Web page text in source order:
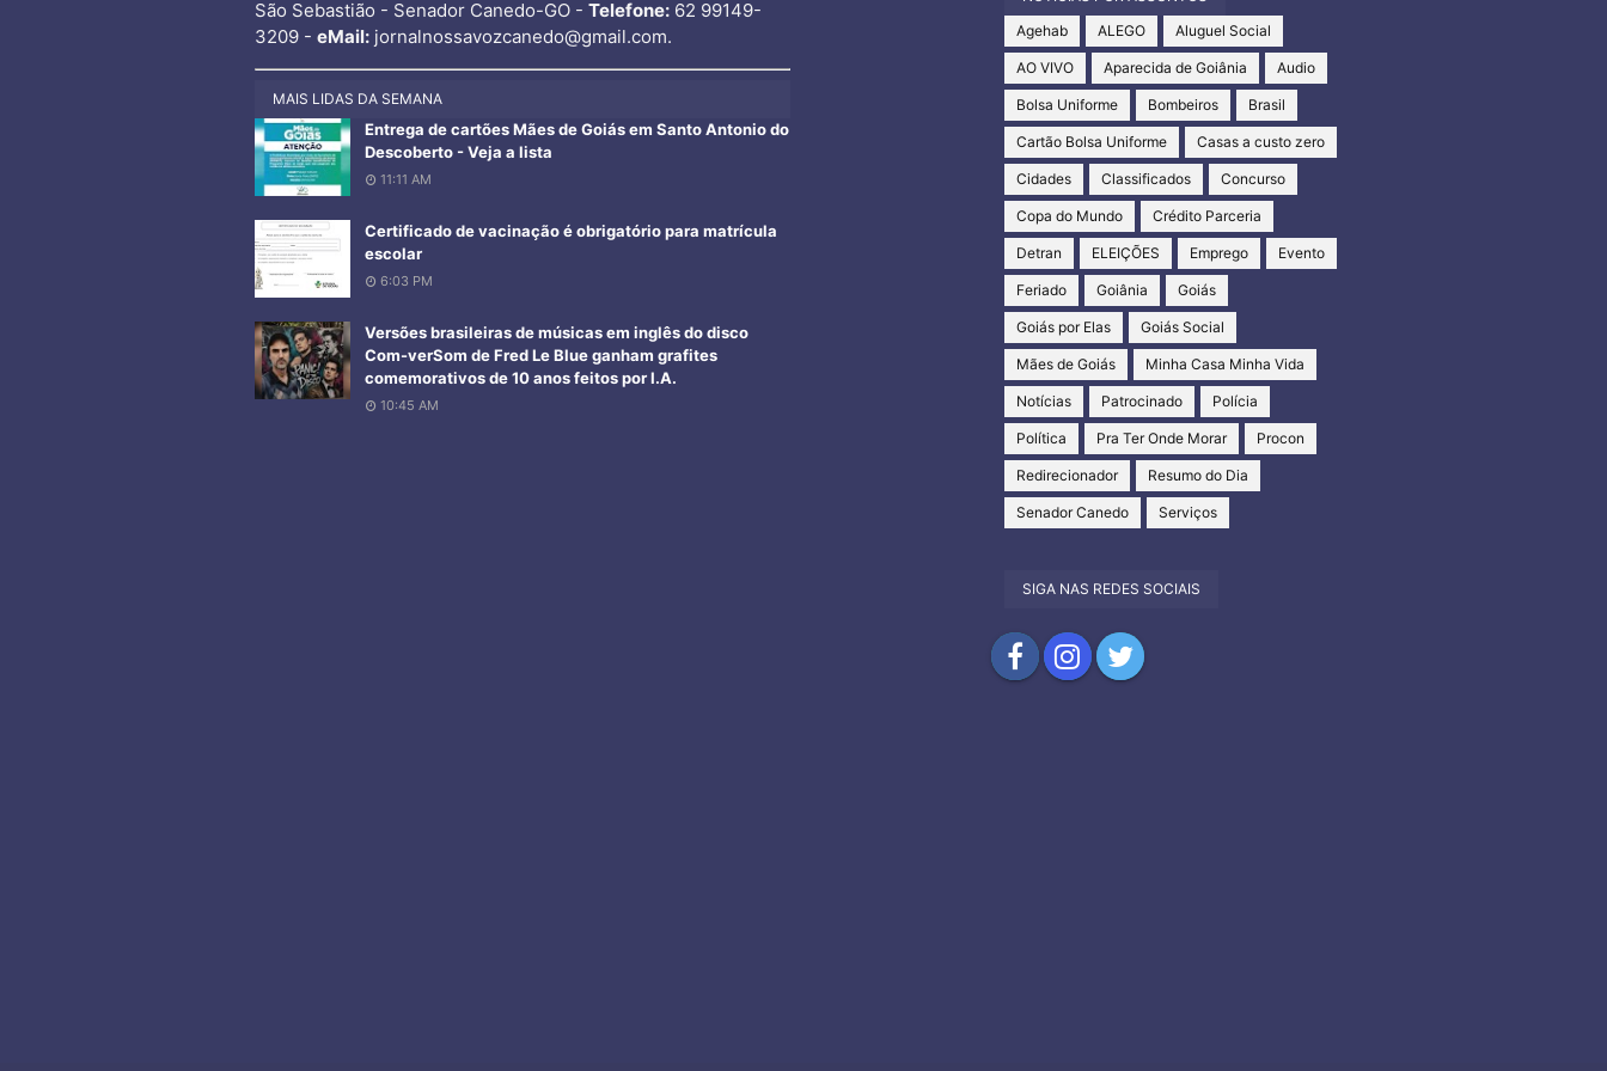
São Sebastião - Senador Canedo-GO - Telefone:62 99149-
3209 - eMail:jornalnossavozcanedo@gmail.com.
MAIS LIDAS DA SEMANA
Entrega de cartões Mães de Goiás em Santo Antonio do
Descoberto - Veja a lista
11:11 AM
Certificado de vacinação é obrigatório para matrícula
escolar
6:03 PM
Versões brasileiras de músicas em inglês do disco
Com-verSom de Fred Le Blue ganham grafites
comemorativos de 10 anos feitos por I.A.
10:45 AM
Agehab
ALEGO Aluguel Social
AO VIVO Aparecida de Goiânia Audio
Bolsa Uniforme Bombeiros Brasil
Cartão Bolsa Uniforme Casas a custo zero
Cidades Classificados Concurso
Copa do Mundo Crédito Parceria
Detran ELEIÇÕES Emprego Evento
Feriado Goiânia Goiás
Goiás por Elas Goiás Social
Mães de Goiás Minha Casa Minha Vida
Notícias Patrocinado Polícia
Política Pra Ter Onde Morar Procon
Redirecionador Resumo do Dia
Senador Canedo Serviços
SIGA NAS REDES SOCIAIS